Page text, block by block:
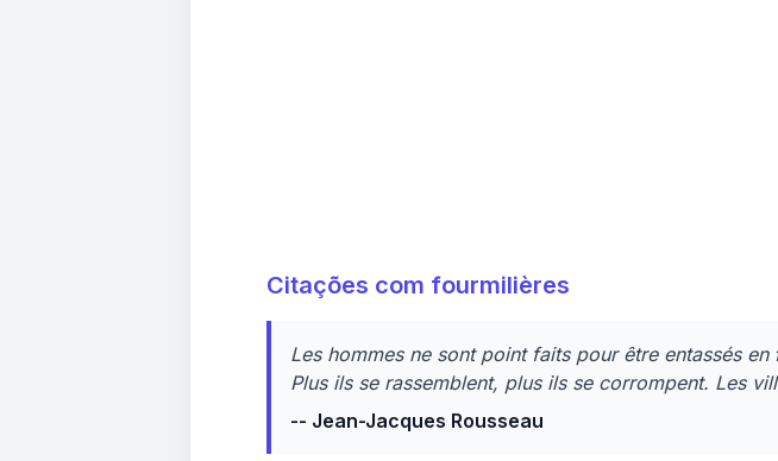
Citações com fourmilières
Les hommes ne sont point faits pour être entassés en
Plus ils se rassemblent, plus ils se corrompent. Les
-- Jean-Jacques Rousseau